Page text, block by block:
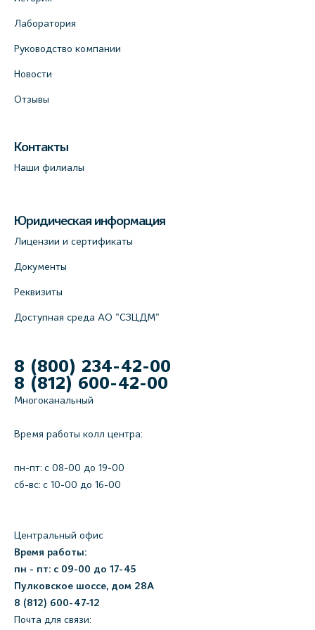
Лаборатория
Руководство компании
Новости
Отзывы
Контакты
Наши филиалы
Юридическая информация
Лицензии и сертификаты
Документы
Реквизиты
Доступная среда АО "СЗЦДМ"
8 (800) 234-42-00
8 (812) 600-42-00
Многоканальный
Время работы колл центра:
пн-пт: c 08-00 до 19-00
сб-вс: с 10-00 до 16-00
Центральный офис
Время работы:
пн - пт: с 09-00 до 17-45
Пулковское шоссе, дом 28А
8 (812) 600-47-12
Почта для связи: